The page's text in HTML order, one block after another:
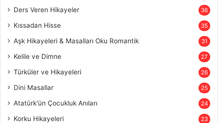
Ders Veren Hikayeler 36
Kıssadan Hisse 35
Aşk Hikayeleri & Masalları Oku Romantik 31
Kelile ve Dimne 27
Türküler ve Hikayeleri 26
Dini Masallar 25
Atatürk'ün Çocukluk Anıları 24
Korku Hikayeleri 23